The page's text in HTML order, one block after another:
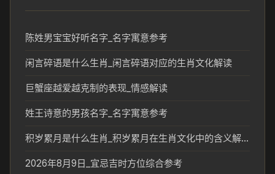
陈姓男宝宝好听名字_名字寓意参考
闲言碎语是什么生肖_闲言碎语对应的生肖文化解读
巨蟹座越爱越克制的表现_情感解读
姓王诗意的男孩名字_名字寓意参考
积岁累月是什么生肖_积岁累月在生肖文化中的含义解析
2026年8月9日_宜忌吉时方位综合参考